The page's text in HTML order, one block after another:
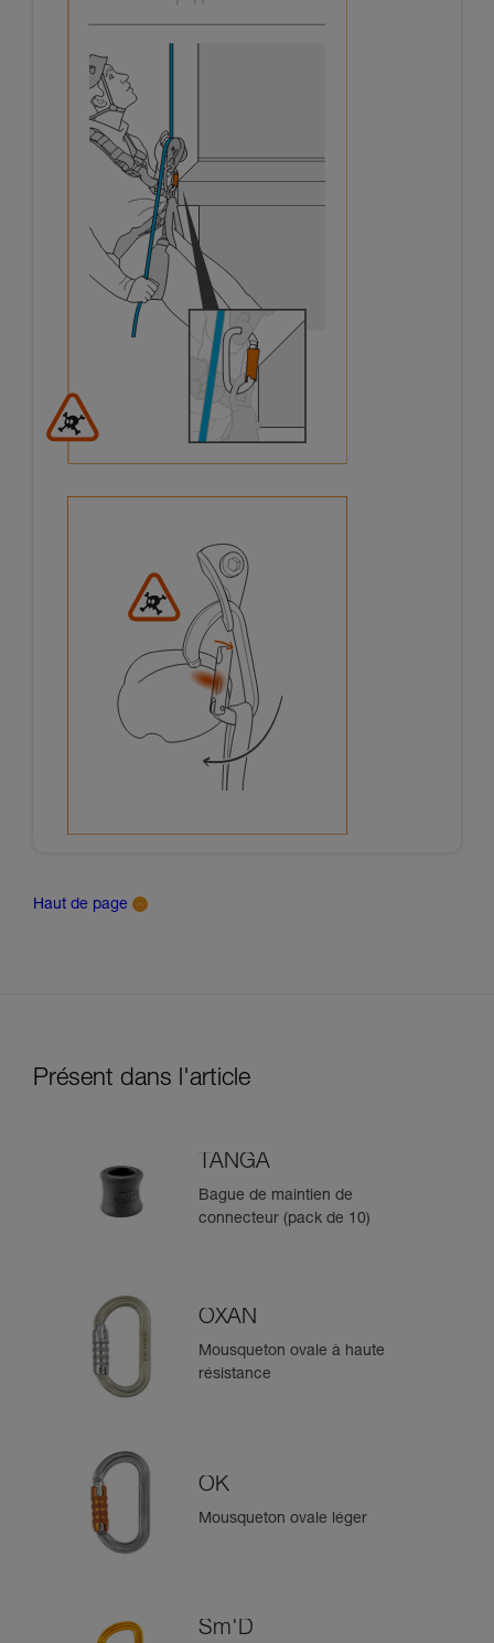
Haut de page
Présent dans l'article
TANGA
Bague de maintien de
connecteur (pack de 10)
OXAN
Mousqueton ovale à haute
résistance
OK
Mousqueton ovale léger
Sm'D